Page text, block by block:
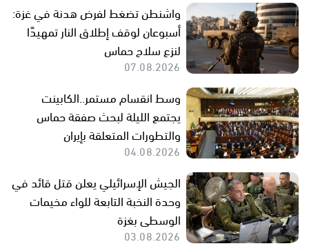
واشنطن تضغط لفرض هدنة في غزة:
أسبوعان لوقف إطلاق النار تمهيدًا
لنزع سلاح حماس
07.08.2026
وسط انقسام مستمر..الكابينت
يجتمع الليلة لبحث صفقة حماس
والتطورات المتعلقة بإيران
04.08.2026
الجيش الإسرائيلي يعلن قتل قائد في
وحدة النخبة التابعة للواء مخيمات
الوسطى بغزة
03.08.2026